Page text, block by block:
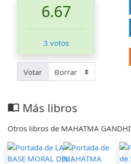
6.67
3 votos
Votar
import_contacts Más libros
Otros libros de MAHATMA GANDHI